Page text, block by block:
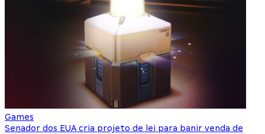
Games
Senador dos EUA cria projeto de lei para banir venda de